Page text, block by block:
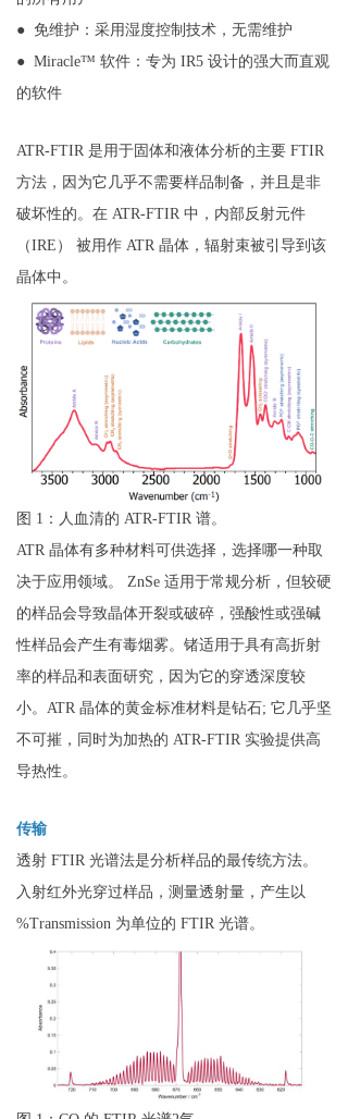
● 免维护：采用湿度控制技术，无需维护
● Miracle™ 软件：专为 IR5 设计的强大而直观
的软件
ATR-FTIR 是用于固体和液体分析的主要 FTIR
方法，因为它几乎不需要样品制备，并且是非
破坏性的。在 ATR-FTIR 中，内部反射元件
（IRE） 被用作 ATR 晶体，辐射束被引导到该
晶体中。
图 1：人血清的 ATR-FTIR 谱。
ATR 晶体有多种材料可供选择，选择哪一种取
决于应用领域。 ZnSe 适用于常规分析，但较硬
的样品会导致晶体开裂或破碎，强酸性或强碱
性样品会产生有毒烟雾。锗适用于具有高折射
率的样品和表面研究，因为它的穿透深度较
小。ATR 晶体的黄金标准材料是钻石; 它几乎坚
不可摧，同时为加热的 ATR-FTIR 实验提供高
导热性。
传输
透射 FTIR 光谱法是分析样品的最传统方法。
入射红外光穿过样品，测量透射量，产生以
%Transmission 为单位的 FTIR 光谱。